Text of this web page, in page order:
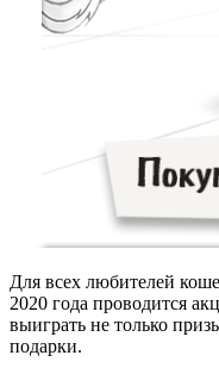
Для всех любителей
2020 года проводится
выиграть не только
подарки.